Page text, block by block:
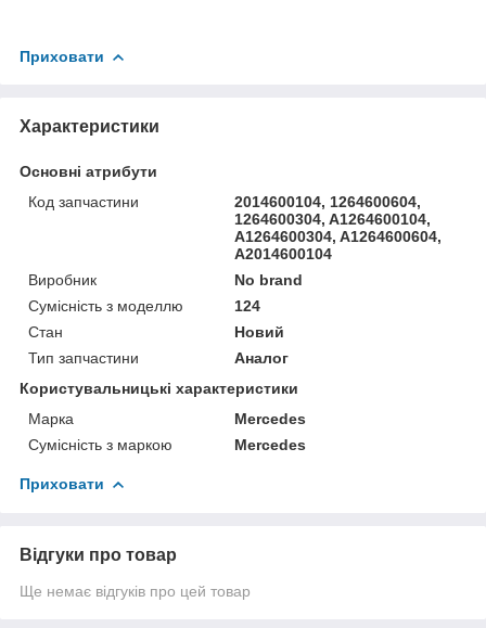
Приховати
Характеристики
Основні атрибути
Код запчастини
2014600104, 1264600604,
1264600304, A1264600104,
A1264600304, A1264600604,
A2014600104
Виробник
No brand
Сумісність з моделлю
124
Стан
Новий
Тип запчастини
Аналог
Користувальницькі характеристики
Марка
Mercedes
Сумісність з маркою
Mercedes
Приховати
Відгуки про товар
Ще немає відгуків про цей товар